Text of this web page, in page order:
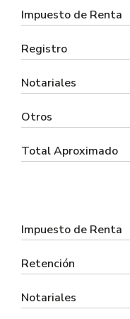
Impuesto de Renta
Registro
Notariales
Otros
Total Aproximado
Impuesto de Renta
Retención
Notariales